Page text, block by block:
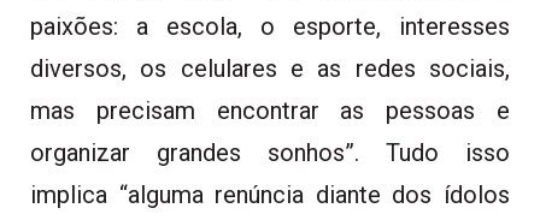
paixões: a escola, o esporte, interesses
diversos, os celulares e as redes sociais,
mas precisam encontrar as pessoas e
organizar grandes sonhos”. Tudo isso
implica “alguma renúncia diante dos ídolos